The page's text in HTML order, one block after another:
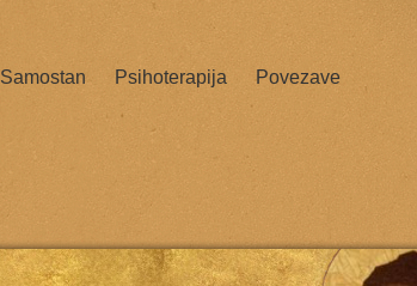
Samostan Psihoterapija Povezave